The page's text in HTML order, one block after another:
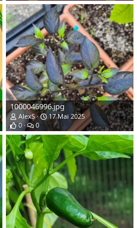
1000046996.jpg
AlexS
17 Mai 2025
0
0